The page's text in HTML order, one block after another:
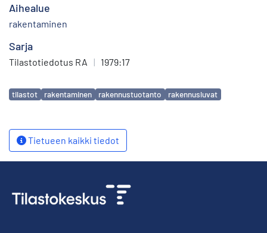
Aihealue
rakentaminen
Sarja
Tilastotiedotus RA | 1979:17
Avainsanat
tilastot rakentaminen rakennustuotanto rakennusluvat
Tietueen kaikki tiedot